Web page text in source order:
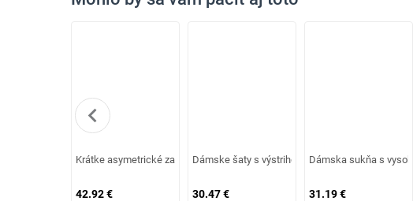
Krátke asymetrické zamatové šaty
42.92€
Dámske šaty s výstrihom, tenkými ramienkami a
30.47€
Dámska sukňa s
31.19€
chevron_left